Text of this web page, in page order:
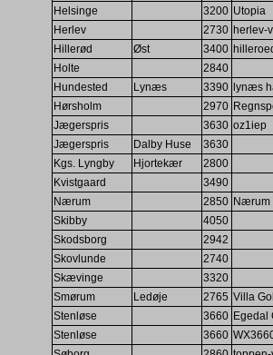
Helsinge
3200 Utopia
Herlev
2730 herlev-
Hillerød
Øst 3400
Holte
2840
Hundested
Lynæs 3390
lynæs
Hørsholm
2970
Jægerspris
3630 oz1iep
Jægerspris
Dalby Huse
3630
Kgs. Lyngby
Hjortekær
2800
Kvistgaard
3490
Nærum
2850 Nærum
Skibby
4050
Skodsborg
2942
Skovlunde
2740
Skævinge
3320
Smørum
Ledøje 2765 Villa
Stenløse
3660 Egedal
Stenløse
3660